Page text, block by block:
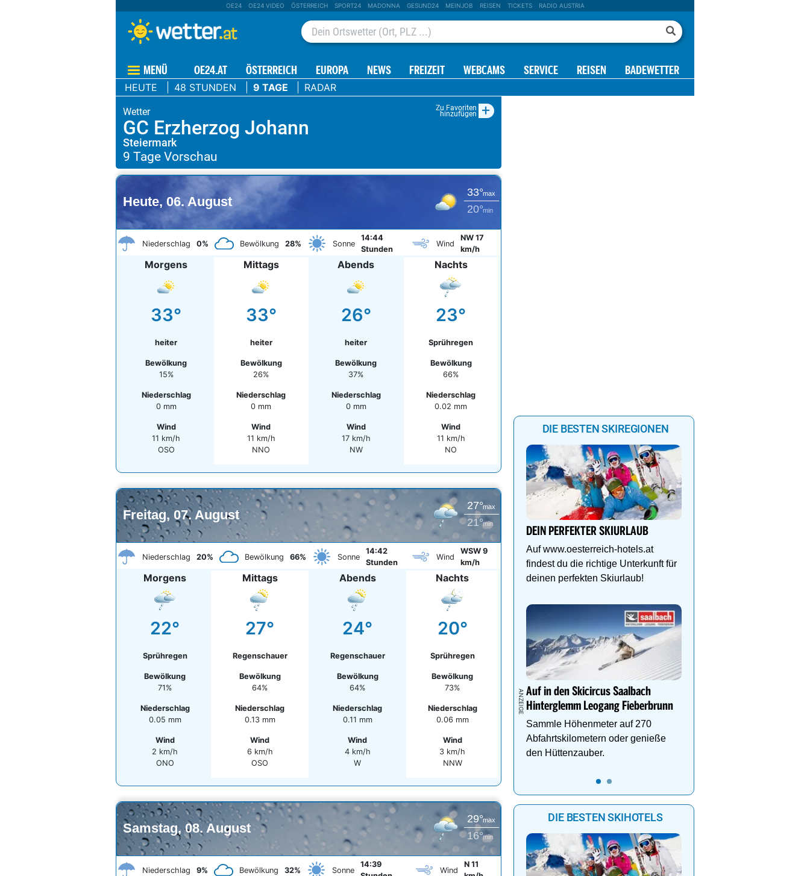
OE24 OE24 VIDEO ÖSTERREICH SPORT24 MADONNA GESUND24 MEINJOB REISEN TICKETS RADIO AUSTRIA
MENÜ OE24.AT ÖSTERREICH EUROPA NEWS FREIZEIT WEBCAMS SERVICE REISEN BADEWETTER
HEUTE 48 STUNDEN 9 TAGE RADAR
Zu Favoriten
hinzufügen +
GC Erzherzog Johann
Steiermark
Heute, 06. August
33°max
20°min
Niederschlag 0% Bewölkung 28% Sonne
14:44
Stunden
Wind
NW 17
km/h
Morgens
33°
heiter
Bewölkung
15%
Niederschlag
0 mm
Wind
11 km/h
OSO
Mittags
33°
heiter
Bewölkung
26%
Niederschlag
0 mm
Wind
11 km/h
NNO
Abends
26°
heiter
Bewölkung
37%
Niederschlag
0 mm
Wind
17 km/h
NW
Nachts
23°
Sprühregen
Bewölkung
66%
Niederschlag
0.02 mm
Wind
11 km/h
NO
Freitag, 07. August
27°max
21°min
Niederschlag 20% Bewölkung 66% Sonne
14:42
Stunden
Wind
WSW 9
km/h
Morgens
22°
Sprühregen
Bewölkung
71%
Niederschlag
0.05 mm
Wind
2 km/h
ONO
Mittags
27°
Regenschauer
Bewölkung
64%
Niederschlag
0.13 mm
Wind
6 km/h
OSO
Abends
24°
Regenschauer
Bewölkung
64%
Niederschlag
0.11 mm
Wind
4 km/h
W
Nachts
20°
Sprühregen
Bewölkung
73%
Niederschlag
0.06 mm
Wind
3 km/h
NNW
Samstag, 08. August
29°max
16°min
Niederschlag 9% Bewölkung 32% Sonne
14:39
Wind
N 11
DIE BESTEN SKIREGIONEN
DEIN PERFEKTER SKIURLAUB
Auf www.oesterreich-hotels.at
findest du die richtige Unterkunft für
deinen perfekten Skiurlaub!
Auf in den Skicircus Saalbach
Hinterglemm Leogang Fieberbrunn
Sammle Höhenmeter auf 270
Abfahrtskilometern oder genieße
den Hüttenzauber.
DIE BESTEN SKIHOTELS